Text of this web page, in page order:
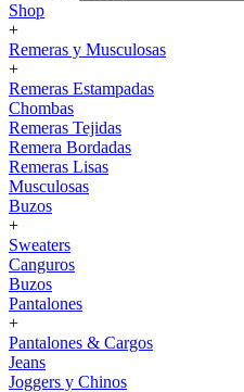
Shop
+
Remeras y Musculosas
+
Remeras Estampadas
Chombas
Remeras Tejidas
Remera Bordadas
Remeras Lisas
Musculosas
Buzos
+
Sweaters
Canguros
Buzos
Pantalones
+
Pantalones & Cargos
Jeans
Joggers y Chinos